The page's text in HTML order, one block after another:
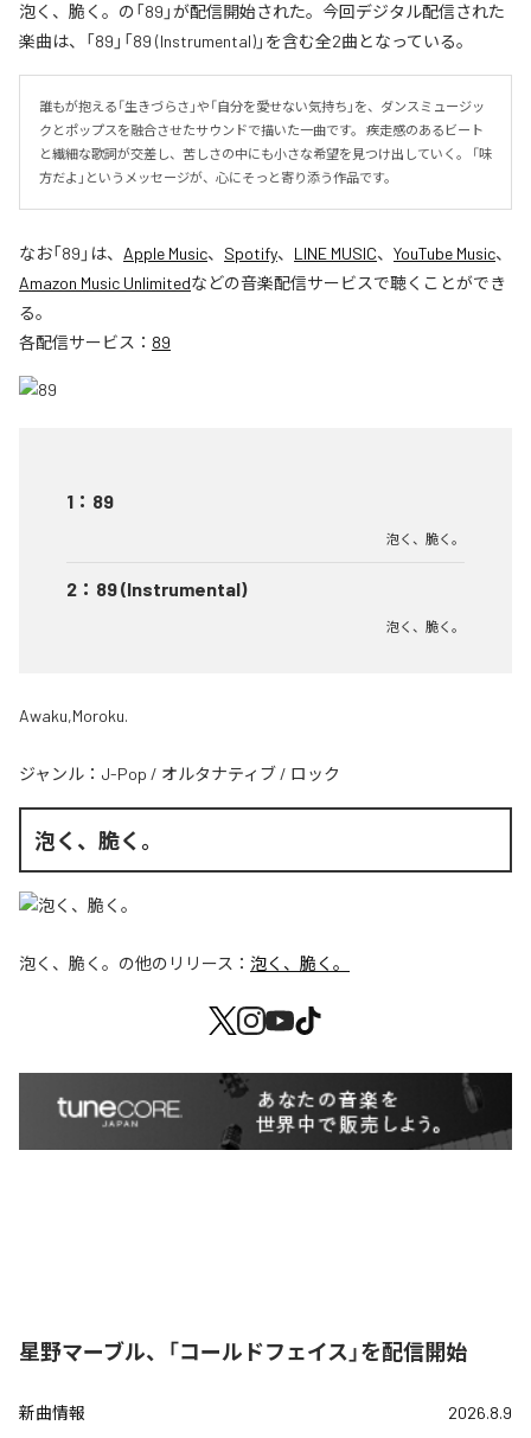
泡く、脆く。の「89」が配信開始された。今回デジタル配信された
楽曲は、「89」「89 (Instrumental)」を含む全2曲となっている。
誰もが抱える「生きづらさ」や「自分を愛せない気持ち」を、ダンスミュージッ
クとポップスを融合させたサウンドで描いた一曲です。 疾走感のあるビート
と繊細な歌詞が交差し、苦しさの中にも小さな希望を見つけ出していく。 「味
方だよ」というメッセージが、心にそっと寄り添う作品です。
なお「89 」は、 Apple Music、 Spotify、 LINE MUSIC、 YouTube Music、
Amazon Music Unlimitedなどの音楽配信サービスで聴くことができ
る。
各配信サービス： 89
1 ： 89
泡く、脆く。
2 ： 89 (Instrumental)
泡く、脆く。
Awaku,Moroku.
ジャンル： J-Pop / オルタナティブ / ロック
泡く、脆く。
泡く、脆く。 の他のリリース： 泡く、脆く。
星野マーブル、「コールドフェイス」を配信開始
新曲情報 2026.8.9